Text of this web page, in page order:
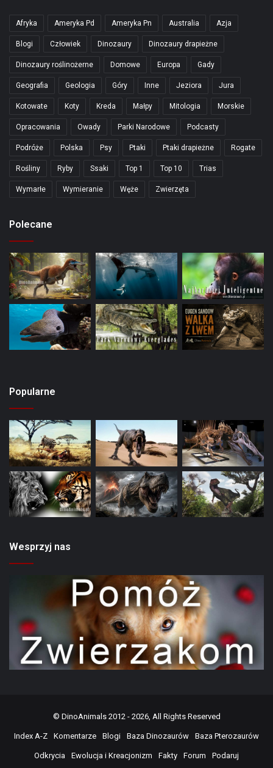
Afryka Ameryka Pd Ameryka Pn Australia Azja
Blogi Człowiek Dinozaury Dinozaury drapieżne
Dinozaury roślinożerne Domowe Europa Gady
Geografia Geologia Góry Inne Jeziora Jura
Kotowate Koty Kreda Małpy Mitologia Morskie
Opracowania Owady Parki Narodowe Podcasty
Podróże Polska Psy Ptaki Ptaki drapieżne Rogate
Rośliny Ryby Ssaki Top 1 Top 10 Trias
Wymarłe Wymieranie Węże Zwierzęta
Polecane
Popularne
Wesprzyj nas
© DinoAnimals2012 - 2026, All Rights Reserved
Index A-Z Komentarze Blogi Baza Dinozaurów Baza Pterozaurów
Odkrycia Ewolucja i Kreacjonizm Fakty Forum Podaruj